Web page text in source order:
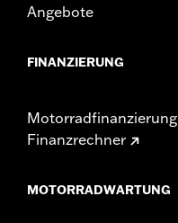
Angebote
FINANZIERUNG
Motorradfinanzierung
Finanzrechner
MOTORRADWARTUNG